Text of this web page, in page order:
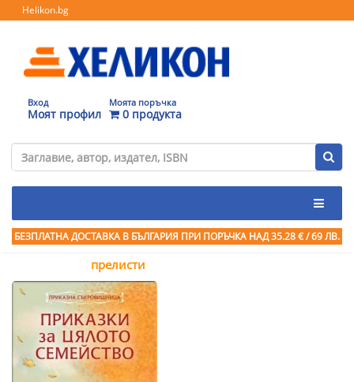
Helikon.bg
Вход
Моят профил
Моята поръчка
0 продукта
БЕЗПЛАТНА ДОСТАВКА В БЪЛГАРИЯ ПРИ ПОРЪЧКА НАД 35.28 € / 69 ЛВ.
прелисти